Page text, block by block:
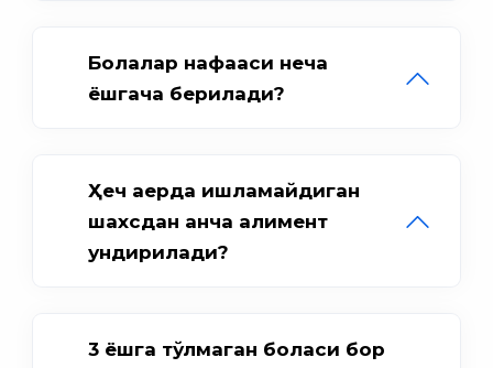
Болалар нафақаси неча
ёшгача берилади?
Ҳеч қаерда ишламайдиган
шахсдан қанча алимент
ундирилади?
3 ёшга тўлмаган боласи бор